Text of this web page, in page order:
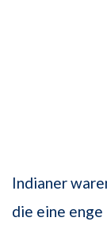
Indianer
die eine enge